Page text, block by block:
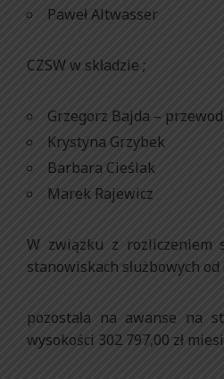
Paweł Altwasser
CZSW w składzie ;
Grzegorz Bajda –
Krystyna Grzybek
Barbara Cieślak
Marek Rajewicz
W związku z rozliczeniem
stanowiskach służbowych od
pozostała na awanse na
wysokości 302 797,00 zł